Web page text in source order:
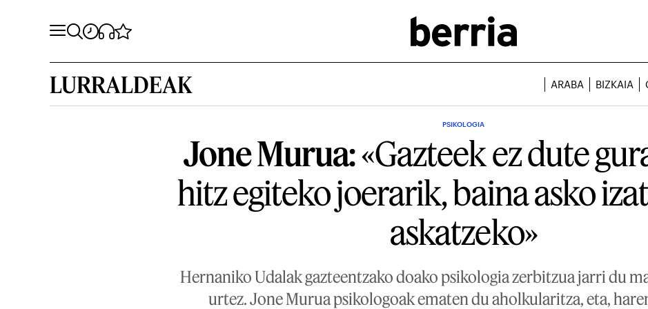
LURRALDEAK ARABA BIZKAIA
PSIKOLOGIA
Jone Murua:«Gazteek ez dute
hitz egiteko joerarik, baina asko
askatzeko»
Hernaniko Udalak gazteentzako doako psikologia zerbitzua jarri du
urtez. Jone Murua psikologoak ematen du aholkularitza, eta,